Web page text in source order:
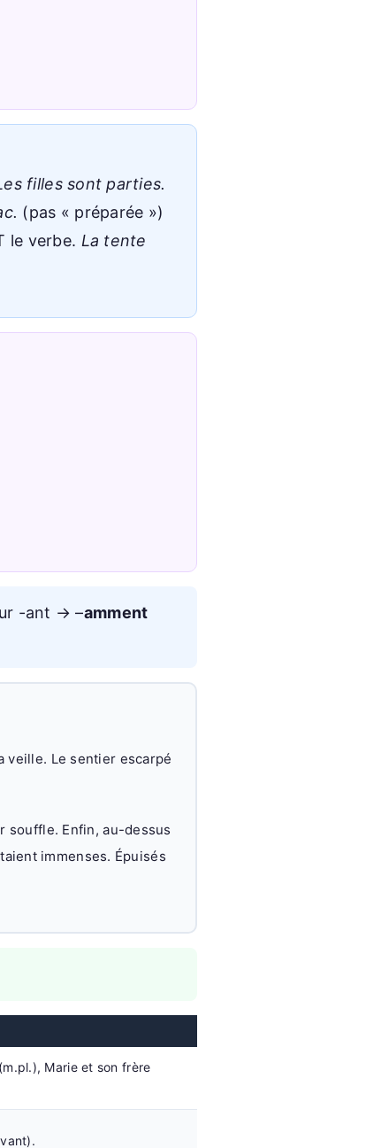
filles sont parties.
(pas « préparée »)
le verbe. La tente
-ant → –amment
veille. Le sentier escarpé
souffle. Enfin, au-dessus
immenses. Épuisés
Marie et son frère